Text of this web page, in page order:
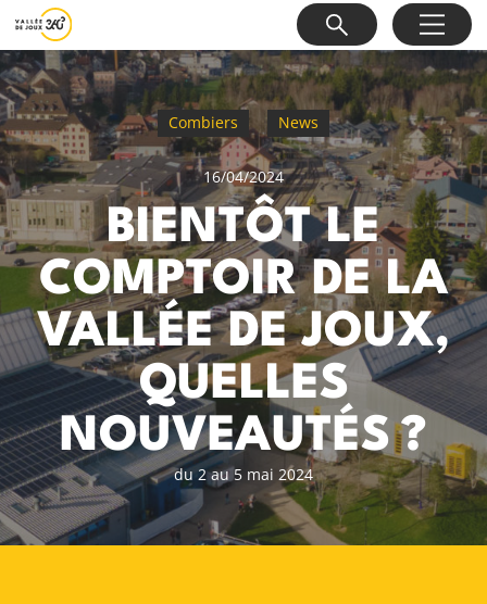
Combiers News
16/04/2024
BIENTÔT LE
COMPTOIR DE LA
VALLÉE DE JOUX,
QUELLES
NOUVEAUTÉS ?
du 2 au 5 mai 2024